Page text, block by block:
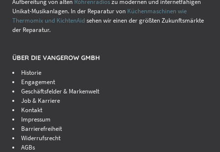
8. Mängelrüge – Gewährleistung – Haftung
Unikat-Musikanlagen. In der Reparatur von Küchenmaschinen wie
Thermomix und KichtenAid sehen wir einen der größten Zukunftsmärkte
der Reparatur.
ÜBER DIE VANGEROW GMBH
Historie
Engagement
Geschäftsfelder & Markenwelt
Job & Karriere
Kontakt
Impressum
Barrierefreiheit
Widerrufsrecht
AGBs